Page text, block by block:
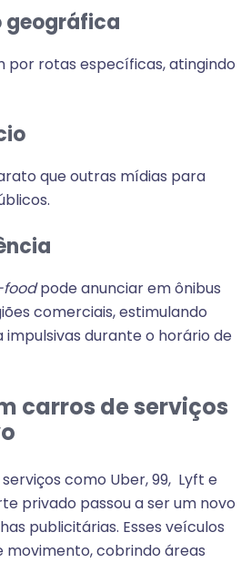
geográfica
por rotas específicas, atingindo
que outras mídias para
pode anunciar em ônibus
comerciais, estimulando
durante o horário de
carros de serviços
como Uber, 99, Lyft e
privado passou a ser um novo
publicitárias. Esses veículos
cobrindo áreas